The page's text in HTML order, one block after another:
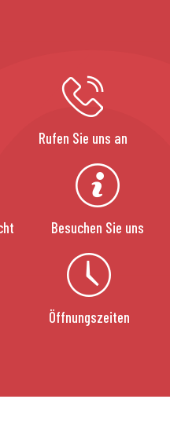
Rufen Sie uns an
Besuchen Sie uns
Öffnungszeiten